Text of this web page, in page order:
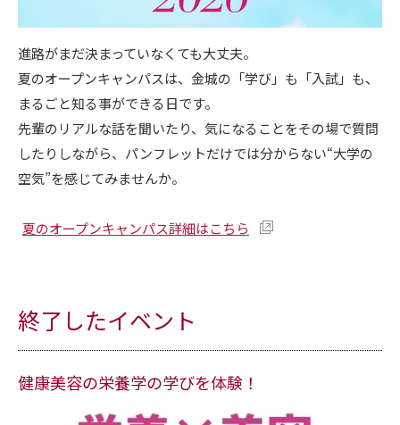
進路がまだ決まっていなくても大丈夫。
夏のオープンキャンパスは、金城の「学び」も「入試」も、
まるごと知る事ができる日です。
先輩のリアルな話を聞いたり、気になることをその場で質問
したりしながら、パンフレットだけでは分からない“大学の
空気”を感じてみませんか。
夏のオープンキャンパス詳細はこちら
終了したイベント
健康美容の栄養学の学びを体験！